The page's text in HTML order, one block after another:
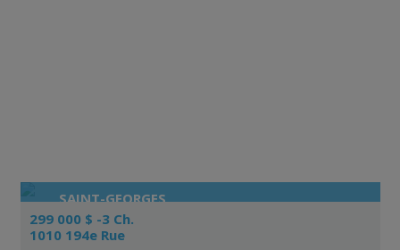
SAINT-GEORGES
299 000 $ -3 Ch.
1010 194e Rue